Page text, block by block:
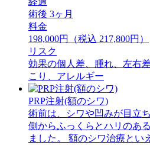
術後 3ヶ月
料金
198,000円（税込 217,800円）
リスク
効果の個人差、腫れ、左右
こり、アレルギー
PRP注射(額のシワ)
術前は、シワや凹みが目立
側からふっくらとハリのあ
ました。 額のシワ治療とい